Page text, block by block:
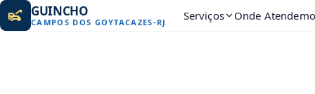
GUINCHO
CAMPOS DOS GOYTACAZES-RJ Serviços Onde